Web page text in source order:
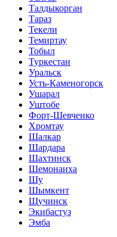
Талдыкорган
Тараз
Текели
Темиртау
Тобыл
Туркестан
Уральск
Усть-Каменогорск
Ушарал
Уштобе
Форт-Шевченко
Хромтау
Шалкар
Шардара
Шахтинск
Шемонаиха
Шу
Шымкент
Щучинск
Экибастуз
Эмба